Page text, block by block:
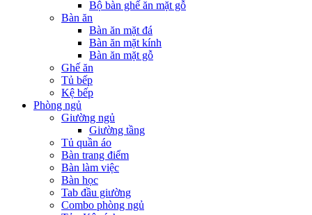
Bộ bàn ghế ăn mặt gỗ
Bàn ăn
Bàn ăn mặt đá
Bàn ăn mặt kính
Bàn ăn mặt gỗ
Ghế ăn
Tủ bếp
Kệ bếp
Phòng ngủ
Giường ngủ
Giường tầng
Tủ quần áo
Bàn trang điểm
Bàn làm việc
Bàn học
Tab đầu giường
Combo phòng ngủ